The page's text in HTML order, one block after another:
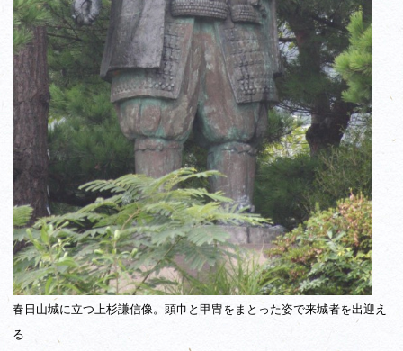
春日山城に立つ上杉謙信像。頭巾と甲冑をまとった姿で来城者を出迎え
る